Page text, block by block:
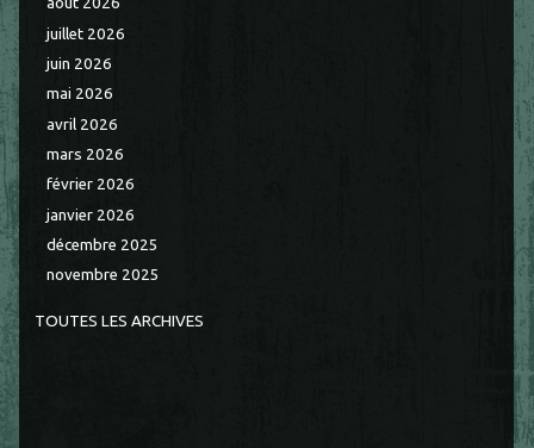
juillet 2026
juin 2026
mai 2026
avril 2026
mars 2026
février 2026
janvier 2026
décembre 2025
novembre 2025
TOUTES LES ARCHIVES